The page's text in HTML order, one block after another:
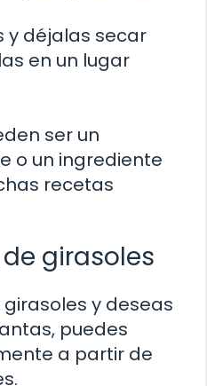
y déjalas secar
en un lugar
ser un
o un ingrediente
recetas
girasoles
y deseas
puedes
a partir de